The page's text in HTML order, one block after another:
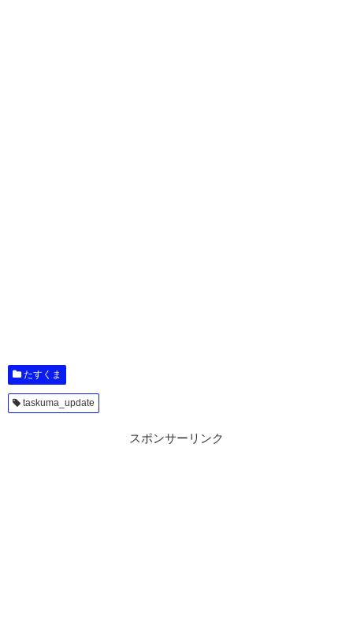
たすくま
taskuma_update
スポンサーリンク